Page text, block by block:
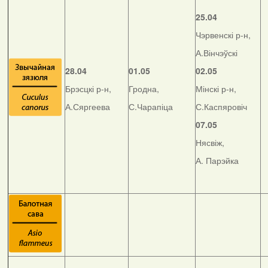
28.04
Брэсцкі р-н,
А.Сяргеева
01.05
Гродна,
С.Чарапіца
25.04
Чэрвенскі р-н,
А.Вінчэўскі
02.05
Мінскі р-н,
С.Каспяровіч
07.05
Нясвіж,
А. Парэйка